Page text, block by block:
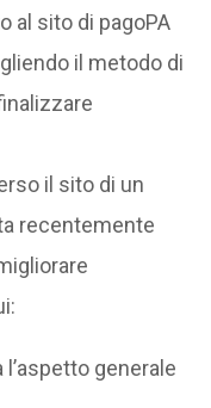
al sito di pagoPA
il metodo di
il sito di un
recentemente
generale